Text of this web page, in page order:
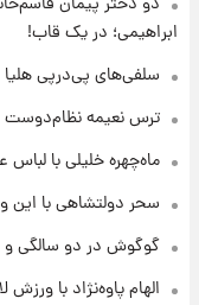
ابراهیمی؛ در یک قاب!
سلفی‌های پی‌درپی
ترس نعیمه نظام‌دوست
ماه‌چهره خلیلی با لباس
سحر دولتشاهی با این
گوگوش در دو سالگی و در
الهام پاوه‌نژاد با